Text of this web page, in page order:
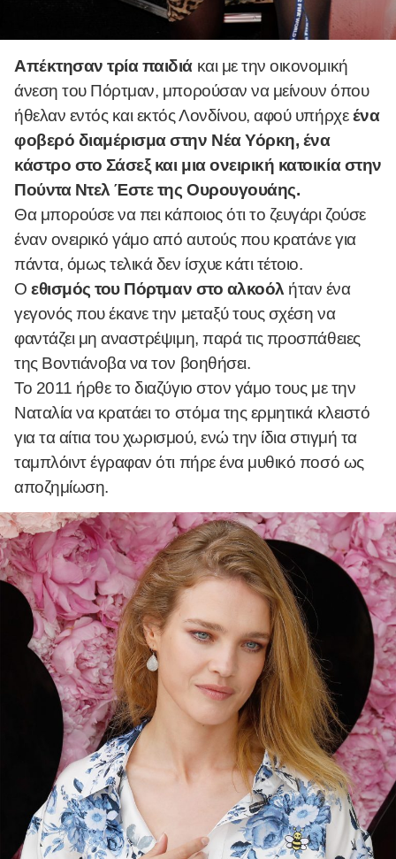
Απέκτησαν τρία παιδιά και με την οικονομική
άνεση του Πόρτμαν, μπορούσαν να μείνουν όπου
ήθελαν εντός και εκτός Λονδίνου, αφού υπήρχεένα
φοβερό διαμέρισμα στην Νέα Υόρκη, ένα
κάστρο στο Σάσεξ και μια ονειρική κατοικία στην
Πούντα Ντελ Έστε της Ουρουγουάης.
Θα μπορούσε να πει κάποιος ότι το ζευγάρι ζούσε
έναν ονειρικό γάμο από αυτούς που κρατάνε για
πάντα, όμως τελικά δεν ίσχυε κάτι τέτοιο.
Οεθισμός του Πόρτμαν στο αλκοόλ ήταν ένα
γεγονός που έκανε την μεταξύ τους σχέση να
φαντάζει μη αναστρέψιμη, παρά τις προσπάθειες
της Βοντιάνοβα να τον βοηθήσει.
Το 2011 ήρθε το διαζύγιο στον γάμο τους με την
Ναταλία να κρατάει το στόμα της ερμητικά κλειστό
για τα αίτια του χωρισμού, ενώ την ίδια στιγμή τα
ταμπλόιντ έγραφαν ότι πήρε ένα μυθικό ποσό ως
αποζημίωση.